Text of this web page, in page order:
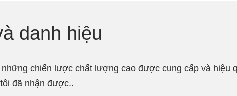
danh hiệu
chiến lược chất lượng cao được cung cấp và hiệu
đã nhận được..